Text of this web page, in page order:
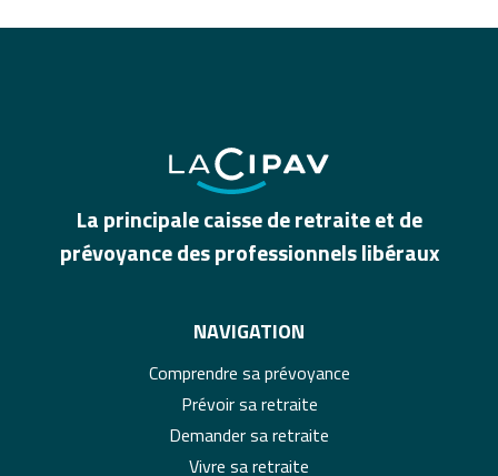
La principale caisse de retraite et de
prévoyance des professionnels libéraux
NAVIGATION
Comprendre sa prévoyance
Prévoir sa retraite
Demander sa retraite
Vivre sa retraite